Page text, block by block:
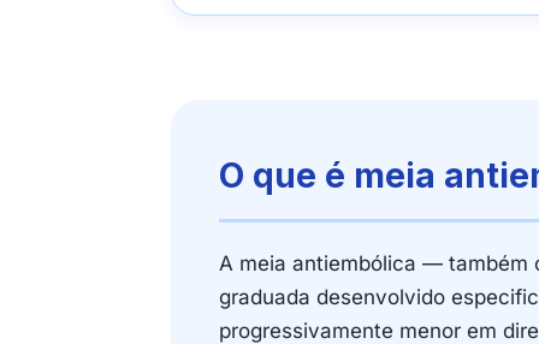
O que é meia
A meia antiembólica — também
graduada desenvolvido
progressivamente menor em